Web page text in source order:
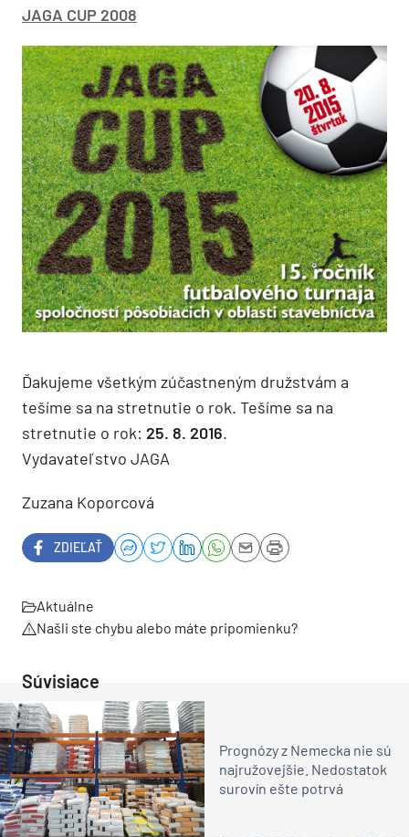
JAGA CUP 2008
Ďakujeme všetkým zúčastneným družstvám a
tešíme sa na stretnutie o rok. Tešíme sa na
stretnutie o rok: 25. 8. 2016.
Vydavateľstvo JAGA
Zuzana Koporcová
ZDIEĽAŤ
Aktuálne
Našli ste chybu alebo máte pripomienku?
Súvisiace
Prognózy z Nemecka nie sú
najružovejšie. Nedostatok
surovín ešte potrvá